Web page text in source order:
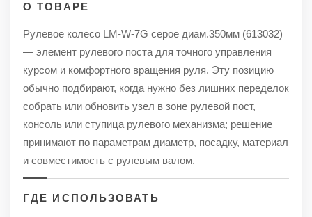
О ТОВАРЕ
Рулевое колесо LM-W-7G серое диам.350мм (613032)
— элемент рулевого поста для точного управления
курсом и комфортного вращения руля. Эту позицию
обычно подбирают, когда нужно без лишних переделок
собрать или обновить узел в зоне рулевой пост,
консоль или ступица рулевого механизма; решение
принимают по параметрам диаметр, посадку, материал
и совместимость с рулевым валом.
ГДЕ ИСПОЛЬЗОВАТЬ